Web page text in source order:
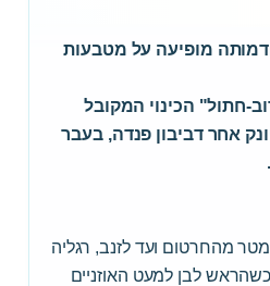
מופיעה על מטבעות
חתול" הכינוי המקובל
אחר דביבון פנדה, בעבר
אורכו של דוב הפנדה 1.5 מטר מהחרטום ועד לזנב, רגליה
לבן למעט האוזניים